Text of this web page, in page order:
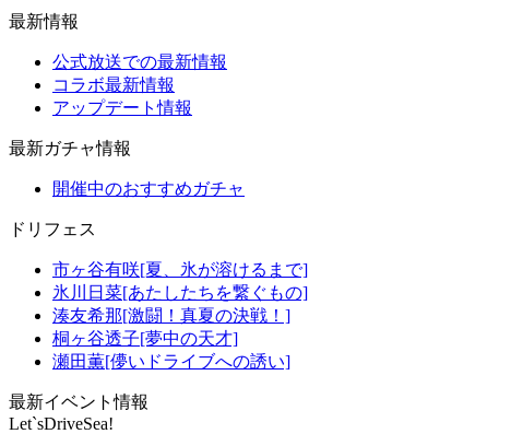
最新情報
公式放送での最新情報
コラボ最新情報
アップデート情報
最新ガチャ情報
開催中のおすすめガチャ
ドリフェス
市ヶ谷有咲[夏、氷が溶けるまで]
氷川日菜[あたしたちを繋ぐもの]
湊友希那[激闘！真夏の決戦！]
桐ヶ谷透子[夢中の天才]
瀬田薫[儚いドライブへの誘い]
最新イベント情報
Let`sDriveSea!